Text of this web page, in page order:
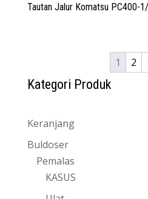
Tautan Jalur Komatsu PC400-
1 2
Kategori Produk
Keranjang
Buldoser
Pemalas
KASUS